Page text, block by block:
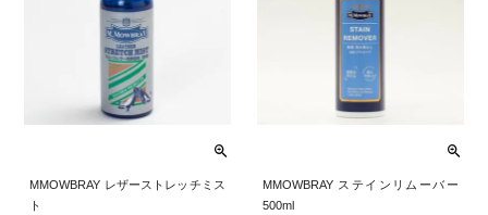
MMOWBRAY レザーストレッチミス
ト
MMOWBRAY ステインリムーバー
500ml